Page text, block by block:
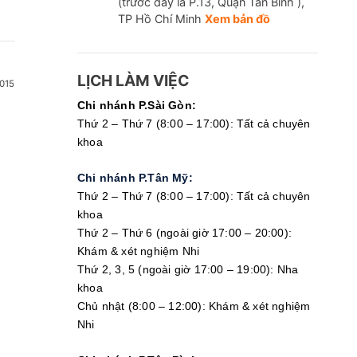
máu và hình ảnh học về nội tiết​:
xây dựng hệ thống phòng xét nghiệm và chú trọng đầu tư
sàng chuẩn xác giúp bác sĩ có cơ sở kết luận chẩn đoán và
xét nghiệm nội tiết thường được bác sĩ chỉ định thực
TP Hồ Chí Minh Xem bản đồ
LỊCH LÀM VIỆC
Chi nhánh P.Sài Gòn:
Thứ 2 – Thứ 7 (8:00 – 17:00): Tất cả chuyên
khoa
Chi nhánh P.Tân Mỹ:
Thứ 2 – Thứ 7 (8:00 – 17:00): Tất cả chuyên
khoa
Thứ 2 – Thứ 6 (ngoài giờ 17:00 – 20:00):
Khám & xét nghiệm Nhi
Thứ 2, 3, 5 (ngoài giờ 17:00 – 19:00): Nha
khoa
Chủ nhật (8:00 – 12:00): Khám & xét nghiệm
Nhi